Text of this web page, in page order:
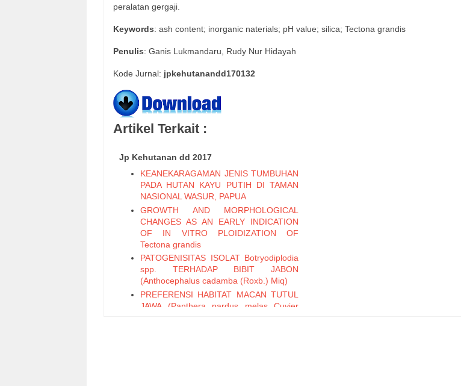
peralatan gergaji.
Keywords: ash content; inorganic naterials; pH value; silica; Tectona grandis
Penulis: Ganis Lukmandaru, Rudy Nur Hidayah
Kode Jurnal: jpkehutanandd170132
Artikel Terkait :
Jp Kehutanan dd 2017
KEANEKARAGAMAN JENIS TUMBUHAN
PADA HUTAN KAYU PUTIH DI TAMAN
NASIONAL WASUR, PAPUA
GROWTH AND MORPHOLOGICAL
CHANGES AS AN EARLY INDICATION
OF IN VITRO PLOIDIZATION OF
Tectona grandis
PATOGENISITAS ISOLAT Botryodiplodia
spp. TERHADAP BIBIT JABON
(Anthocephalus cadamba (Roxb.) Miq)
PREFERENSI HABITAT MACAN TUTUL
JAWA (Panthera pardus melas Cuvier